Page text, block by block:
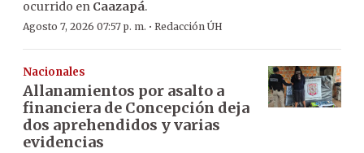
ocurrido en Caazapá.
Agosto 7, 2026 07:57 p. m. · Redacción ÚH
Nacionales
Allanamientos por asalto a
financiera de Concepción deja
dos aprehendidos y varias
evidencias